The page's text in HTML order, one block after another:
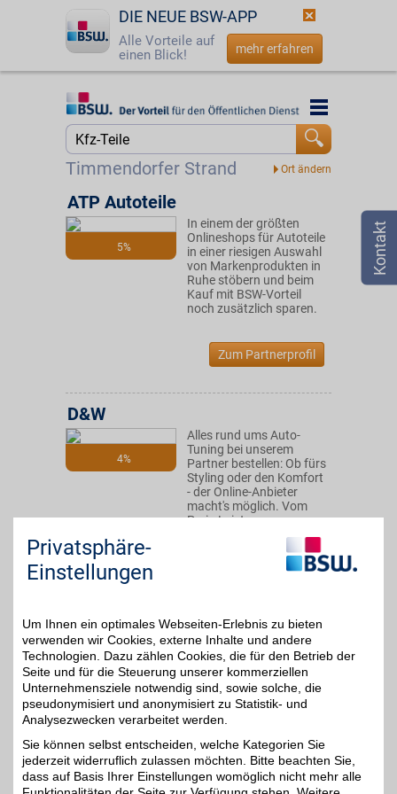
DIE NEUE BSW-APP
Alle Vorteile auf
einen Blick!
mehr erfahren
Startseite
☎ 0800 - 279 25 82
Timmendorfer Strand
Startseite
5%
ATP Autoteile
In einem der größten
Onlineshops für Autoteile
in einer riesigen Auswahl
von Markenprodukten in
Ruhe stöbern und beim
Kauf mit BSW-Vorteil
noch zusätzlich sparen.
Zum Partnerprofil
4%
D&W
Alles rund ums Auto-
Tuning bei unserem
Partner bestellen: Ob fürs
Styling oder den Komfort
- der Online-Anbieter
macht's möglich. Vom
Preis-Leistungs-
Verhältnis überzeugen
zusätzlich sparen!
baum-bmwshop24.de
Für Ihren BMW, Mini oder
Ihr BMW-Motorrad. Von
praktischen Accessoires
Original-Ersatzteilen
finden Sie alles für
Komfort, Pflege und
Fahrfreude. So ist Ihr
Privatsphäre-
Einstellungen
Um Ihnen ein optimales Webseiten-Erlebnis zu bieten
verwenden wir Cookies, externe Inhalte und andere
Technologien. Dazu zählen Cookies, die für den Betrieb der
Seite und für die Steuerung unserer kommerziellen
Unternehmensziele notwendig sind, sowie solche, die
pseudonymisiert und anonymisiert zu Statistik- und
Analysezwecken verarbeitet werden.
Sie können selbst entscheiden, welche Kategorien Sie
jederzeit widerruflich zulassen möchten. Bitte beachten Sie,
dass auf Basis Ihrer Einstellungen womöglich nicht mehr alle